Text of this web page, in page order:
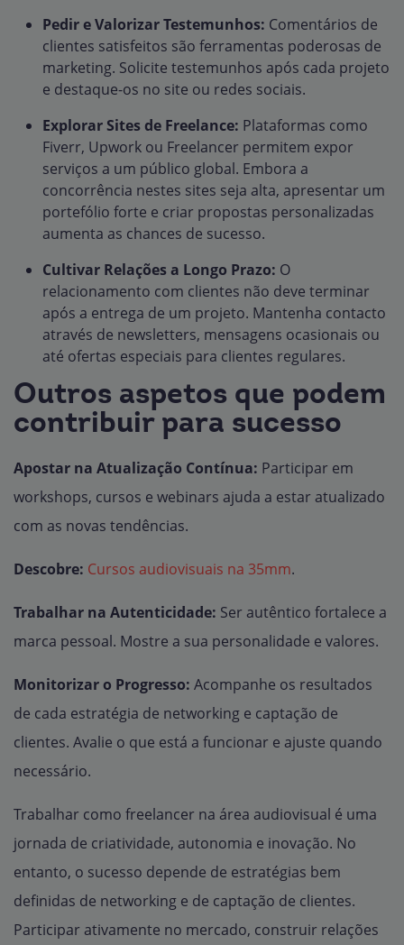
Pedir e Valorizar Testemunhos: Comentários de
clientes satisfeitos são ferramentas poderosas de
marketing. Solicite testemunhos após cada projeto
e destaque-os no site ou redes sociais.
Explorar Sites de Freelance: Plataformas como
Fiverr, Upwork ou Freelancer permitem expor
serviços a um público global. Embora a
concorrência nestes sites seja alta, apresentar um
portefólio forte e criar propostas personalizadas
aumenta as chances de sucesso.
Cultivar Relações a Longo Prazo: O
relacionamento com clientes não deve terminar
após a entrega de um projeto. Mantenha contacto
através de newsletters, mensagens ocasionais ou
até ofertas especiais para clientes regulares.
Outros aspetos que podem
contribuir para sucesso
Apostar na Atualização Contínua: Participar em
workshops, cursos e webinars ajuda a estar atualizado
com as novas tendências.
Descobre: Cursos audiovisuais na 35mm.
Trabalhar na Autenticidade: Ser autêntico fortalece a
marca pessoal. Mostre a sua personalidade e valores.
Monitorizar o Progresso: Acompanhe os resultados
de cada estratégia de networking e captação de
clientes. Avalie o que está a funcionar e ajuste quando
necessário.
Trabalhar como freelancer na área audiovisual é uma
jornada de criatividade, autonomia e inovação. No
entanto, o sucesso depende de estratégias bem
definidas de networking e de captação de clientes.
Participar ativamente no mercado, construir relações